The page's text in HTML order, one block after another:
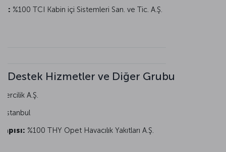
%100 TCI Kabin içi Sistemleri San. ve Tic. A.Ş.
Destek Hizmetler ve Diğer Grubu
A.Ş.
İstanbul
%100 THY Opet Havacılık Yakıtları A.Ş.